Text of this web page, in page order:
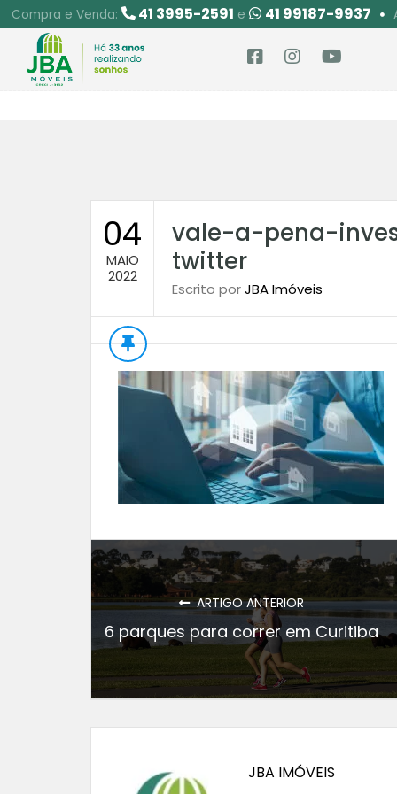
Compra e Venda: 41 3995-2591 e 41 99187-9937
04
MAIO
2022
vale-a-pena-
twitter
Escrito porJBA Imóveis
ARTIGO ANTERIOR
6 parques para correr em Curitiba
JBA IMÓVEIS